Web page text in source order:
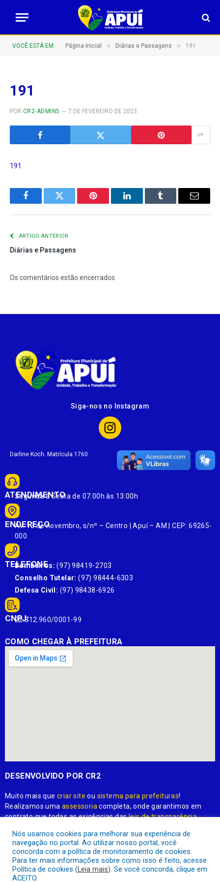
VOCÊ ESTÁ EM: Página Inicial » Diárias e Passagens » 191
191
POR CR2-ADMIN5 7 DE FEVEREIRO DE 2023
191
FacebookTwitter Pinterest LinkedInTumblr
E-
ARTIGO ANTERIOR
Diárias e Passagens
Os comentários estão encerrados.
Siga-nos no Instagram
Darline Koch. Matrícula 1760
ATENDIMENTO
Segunda à Sexta de 07:00h às 13:00h
ENDEREÇO
Av. 13 de novembro, s/nº – Centro | Apuí – AM | CEP: 69265-
000
TELEFONE
Bombeiros: (97) 98419-2703
Conselho Tutelar: (97) 98444-6303
Defesa Civil: (97) 98438-6926
CNPJ:
22.812.960/0001-99
COMO CHEGAR À PREFEITURA
DESENVOLVIDO POR CR2
Muito mais quecriar site ou sistema para prefeituras!
Realizamos umaassessoriacompleta, onde garantimos em
contrato que todas as exigências dasleis de transparência
Conheça oPNTP e oRadar da Transparência Pública
Nós usamos cookies para melhorar sua experiência de
navegação no portal. Ao utilizar nosso portal, você
concorda com a política de monitoramento de cookies.
Para ter mais informações sobre como isso é feito, acesse
Política de cookies (Leia mais). Se você concorda, clique em
ACEITO.